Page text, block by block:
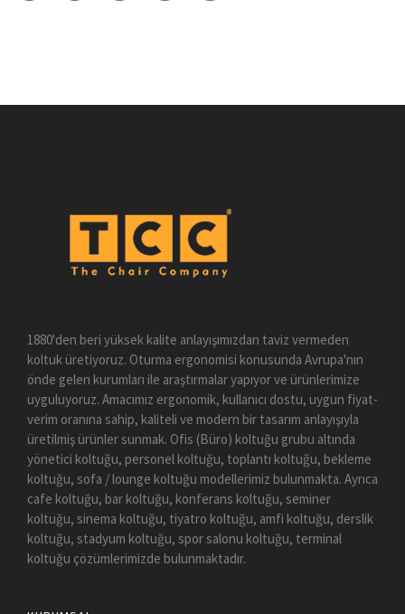
1880'den beri yüksek kalite anlayışımızdan taviz vermeden
koltuk üretiyoruz. Oturma ergonomisi konusunda Avrupa'nın
önde gelen kurumları ile araştırmalar yapıyor ve ürünlerimize
uyguluyoruz. Amacımız ergonomik, kullanıcı dostu, uygun fiyat-
verim oranına sahip, kaliteli ve modern bir tasarım anlayışıyla
üretilmiş ürünler sunmak. Ofis (Büro) koltuğu grubu altında
yönetici koltuğu, personel koltuğu, toplantı koltuğu, bekleme
koltuğu, sofa / lounge koltuğu modellerimiz bulunmakta. Ayrıca
cafe koltuğu, bar koltuğu, konferans koltuğu, seminer
koltuğu, sinema koltuğu, tiyatro koltuğu, amfi koltuğu, derslik
koltuğu, stadyum koltuğu, spor salonu koltuğu, terminal
koltuğu çözümlerimizde bulunmaktadır.